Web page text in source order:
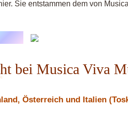
Sie entstammen dem von
bei Musica Viva
Österreich und Italien